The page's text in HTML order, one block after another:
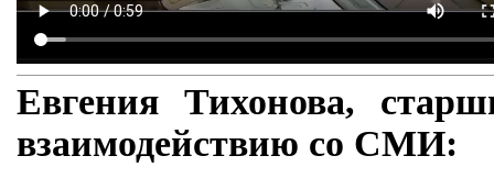
Евгения Тихонова,
взаимодействию со СМИ: